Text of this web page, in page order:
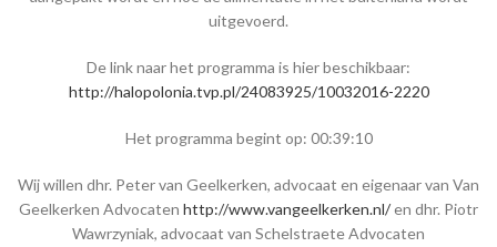
uitgevoerd.
De link naar het programma is hier beschikbaar:
http://halopolonia.tvp.pl/24083925/10032016-2220
Het programma begint op: 00:39:10
Wij willen dhr. Peter van Geelkerken, advocaat en eigenaar van Van
Geelkerken Advocaten http://www.vangeelkerken.nl/en dhr. Piotr
Wawrzyniak, advocaat van Schelstraete Advocaten